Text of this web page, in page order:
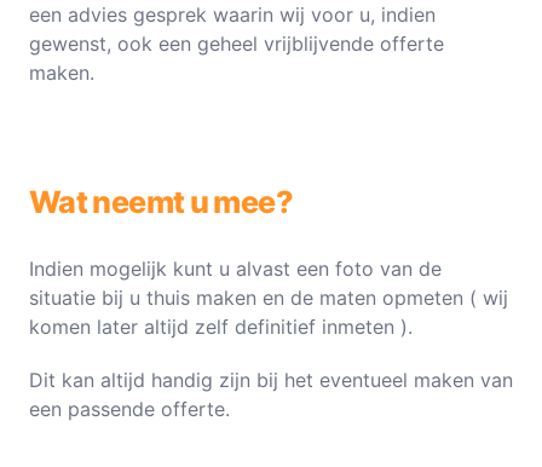
een advies gesprek waarin wij voor u, indien
gewenst, ook een geheel vrijblijvende offerte
maken.
Wat neemt u mee?
Indien mogelijk kunt u alvast een foto van de
situatie bij u thuis maken en de maten opmeten ( wij
komen later altijd zelf definitief inmeten ).
Dit kan altijd handig zijn bij het eventueel maken van
een passende offerte.